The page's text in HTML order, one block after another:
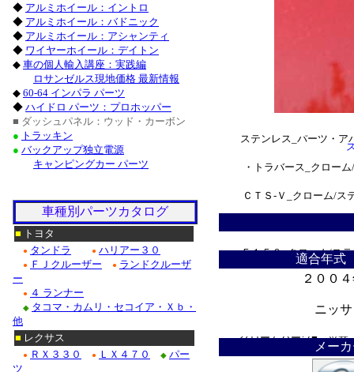
適合年式
２００
ニッ
メー
/ステンレス_パーツ・
ＧＳ４６０_クローム/
ステンレス_パーツ・ア
・トラバース_クロー
ＣＴＳ-Ｖ_クローム/ス
Ｆ１５０_クローム/ス
クローム/ステンレス
クローム/ステンレス■
クロームパーツ■ニッサ
・テラノ_クローム/
◆ アルミホイール：イントロ
◆ アルミホイール：バドニック
◆ アルミホイール：アシャンティ
◆ ワイヤーホイール：デイトン
◆ 車の個人輸入講座：実践編
ロサンゼルス現地価格 最新情報
◆ 60-64 インパラ パーツ
◆ ハイドロ パーツ：プロホッパー
■ ダッシュパネル：ウッド・カーボン
● トラッキン
● バックアップ独立電源
キャンピングカー パーツ
車種別パーツカタログ
■ トヨタ
● タンドラ ● ハリアー３０
● ＦＪクルーザー ● ランドクルーザ
ー
● ４ ランナー
◆ タコマ・カムリ・セコイア・Ｘｂ・
他
■ レクサス
● ＲＸ３３０ ● ＬＸ４７０ ◆ パー
ツ